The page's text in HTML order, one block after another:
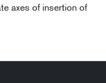
axes of insertion of